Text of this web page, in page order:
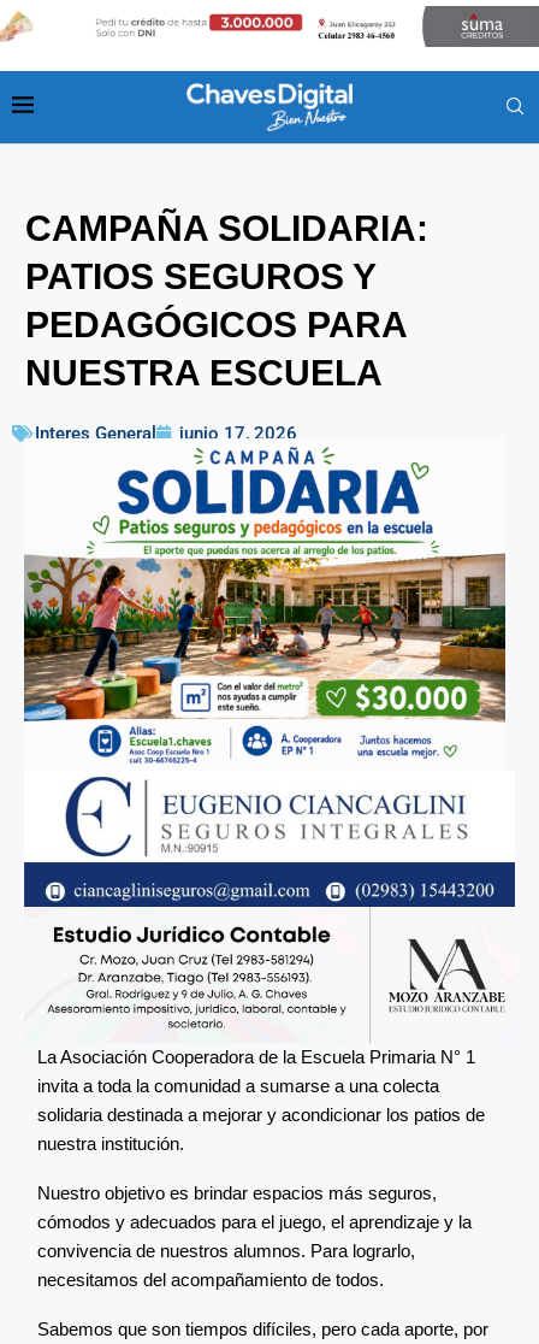
CAMPAÑA SOLIDARIA:
PATIOS SEGUROS Y
PEDAGÓGICOS PARA
NUESTRA ESCUELA
Interes General junio 17, 2026
La Asociación Cooperadora de la Escuela Primaria N° 1
invita a toda la comunidad a sumarse a una colecta
solidaria destinada a mejorar y acondicionar los patios de
nuestra institución.
Nuestro objetivo es brindar espacios más seguros,
cómodos y adecuados para el juego, el aprendizaje y la
convivencia de nuestros alumnos. Para lograrlo,
necesitamos del acompañamiento de todos.
Sabemos que son tiempos difíciles, pero cada aporte, por